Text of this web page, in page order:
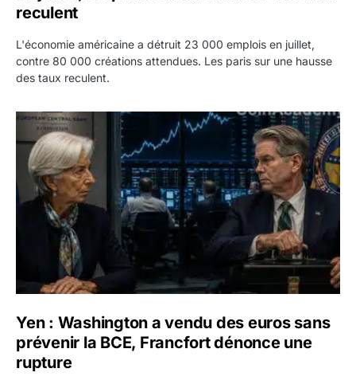
reculent
L'économie américaine a détruit 23 000 emplois en juillet,
contre 80 000 créations attendues. Les paris sur une hausse
des taux reculent.
Yen : Washington a vendu des euros sans prévenir la
Yen : Washington a vendu des euros sans
prévenir la BCE, Francfort dénonce une
rupture